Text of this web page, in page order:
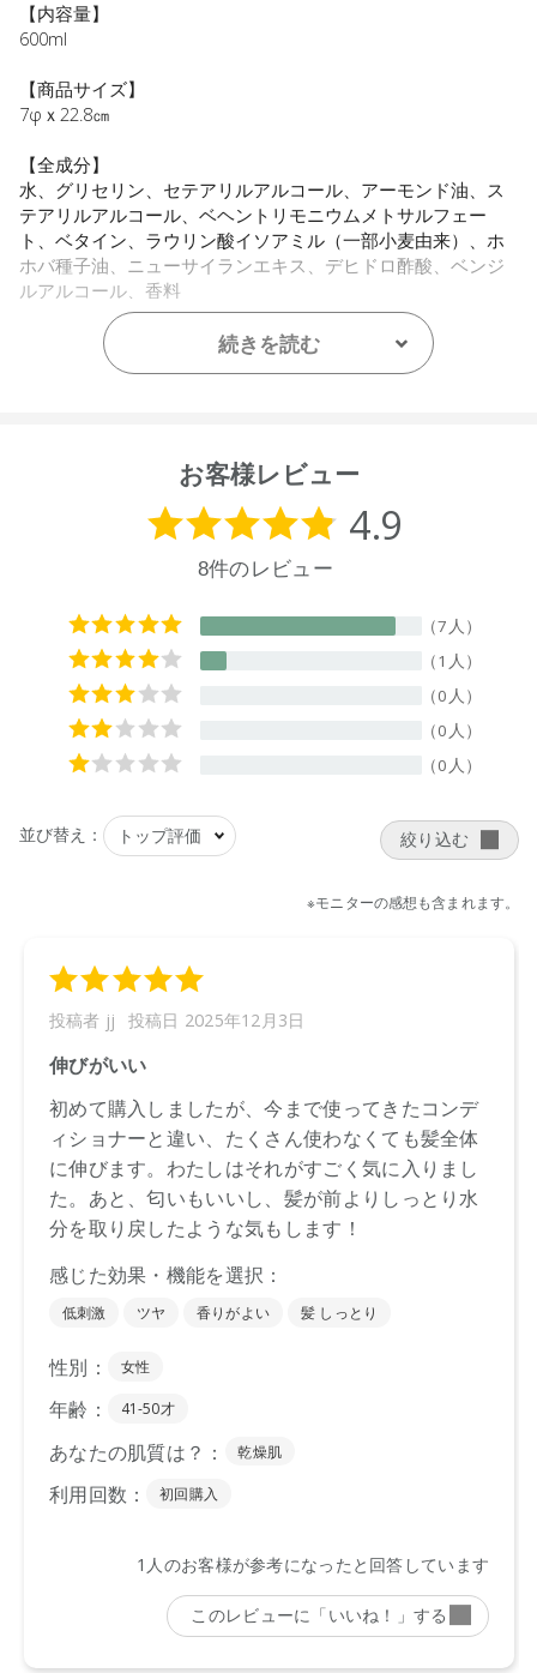
【内容量】
600ml
【商品サイズ】
7φｘ22.8㎝
【全成分】
水、グリセリン、セテアリルアルコール、アーモンド油、ス
テアリルアルコール、ベヘントリモニウムメトサルフェー
ト、ベタイン、ラウリン酸イソアミル（一部小麦由来）、ホ
ホバ種子油、ニューサイランエキス、デヒドロ酢酸、ベンジ
ルアルコール、香料
【原産国】
ニュージーランド
ecostore 2025/9/2
※店舗での取り扱いや詳しい在庫状況につきましては、各店舗
にお問い合わせください。
※発売日は予告なく変更する可能性がございます。予めご了承
ください。
※通常はご注文より１～３営業日での発送となります。
ますので予めご了承ください。
●予告なくパッケージ仕様が変更になる場合がございます。
続きを読む
お客様レビュー